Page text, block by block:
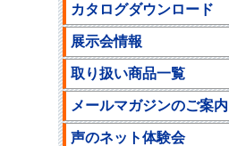
カタログダウンロード
展示会情報
取り扱い商品一覧
メールマガジンのご案内
声のネット体験会